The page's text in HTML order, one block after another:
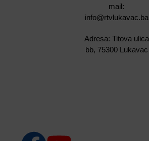
mail:
info@rtvlukavac.ba
Adresa: Titova ulica
bb, 75300 Lukavac